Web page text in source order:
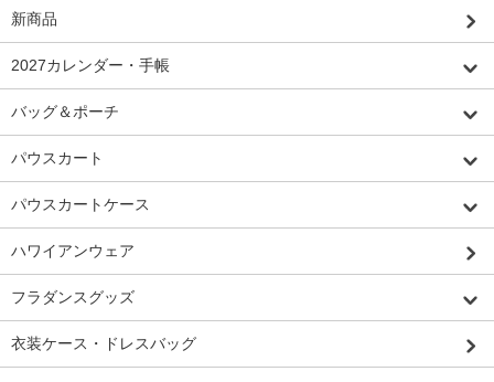
新商品
2027カレンダー・手帳
バッグ＆ポーチ
パウスカート
パウスカートケース
ハワイアンウェア
フラダンスグッズ
衣装ケース・ドレスバッグ